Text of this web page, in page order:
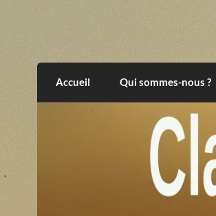
Clair et Obscur
Accueil Qui sommes-nous ?